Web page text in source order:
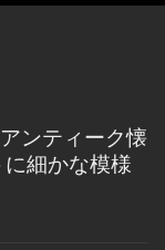
ンティーク懐
細かな模様